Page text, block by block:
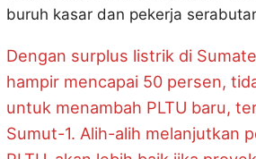
buruh kasar dan pekerja
Dengan surplus listrik di
hampir mencapai 50 persen,
untuk menambah PLTU baru,
Sumut-1. Alih-alih melanjutkan